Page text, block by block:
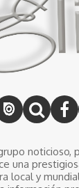
noticioso,
una
local y